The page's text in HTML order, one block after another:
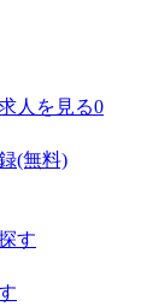
人を見る0
(無料)
す